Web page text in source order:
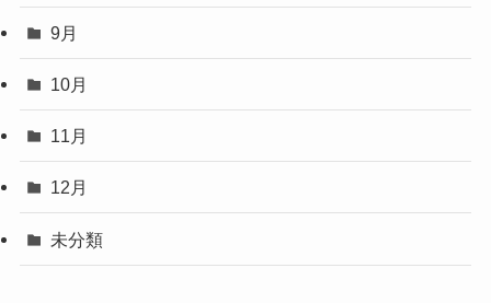
9月
10月
11月
12月
未分類